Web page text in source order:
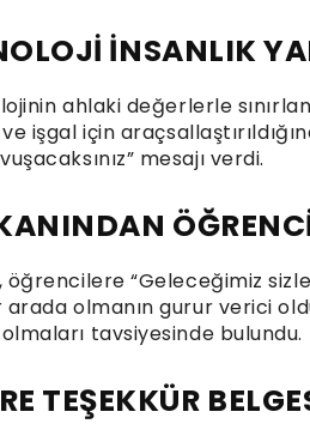
İNSANLIK
ahlaki değerlerle
işgal için
mesajı verdi.
öğrencilere “Geleceğimiz
olmanın gurur verici
tavsiyesinde bulundu.
TEŞEKKÜR